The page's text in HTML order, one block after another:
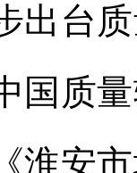
出台
国质
淮安